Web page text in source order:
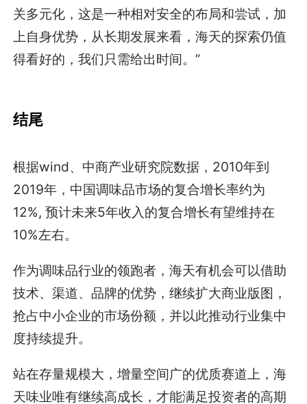
关多元化，这是一种相对安全的布局和尝试，加
上自身优势，从长期发展来看，海天的探索仍值
得看好的，我们只需给出时间。”
结尾
根据wind、中商产业研究院数据，2010年到
2019年，中国调味品市场的复合增长率约为
12%, 预计未来5年收入的复合增长有望维持在
10%左右。
作为调味品行业的领跑者，海天有机会可以借助
技术、渠道、品牌的优势，继续扩大商业版图，
抢占中小企业的市场份额，并以此推动行业集中
度持续提升。
站在存量规模大，增量空间广的优质赛道上，海
天味业唯有继续高成长，才能满足投资者的高期